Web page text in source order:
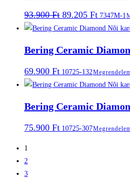
93.900Ft Original
price
was:
89.205 FtCurrent
price
is:
7347M-1
Bering Ceramic
69.900 Ft 10725-132
Bering Ceramic
75.900 Ft 10725-307
1
2
3